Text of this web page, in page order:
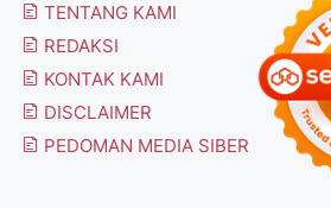
TENTANG KAMI
REDAKSI
KONTAK KAMI
DISCLAIMER
PEDOMAN MEDIA SIBER